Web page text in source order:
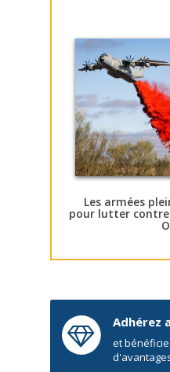
Les armées
pour lutter contre
Adhérez
et